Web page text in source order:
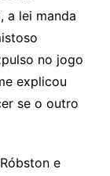
a lei manda
no jogo
explicou
se o outro
e